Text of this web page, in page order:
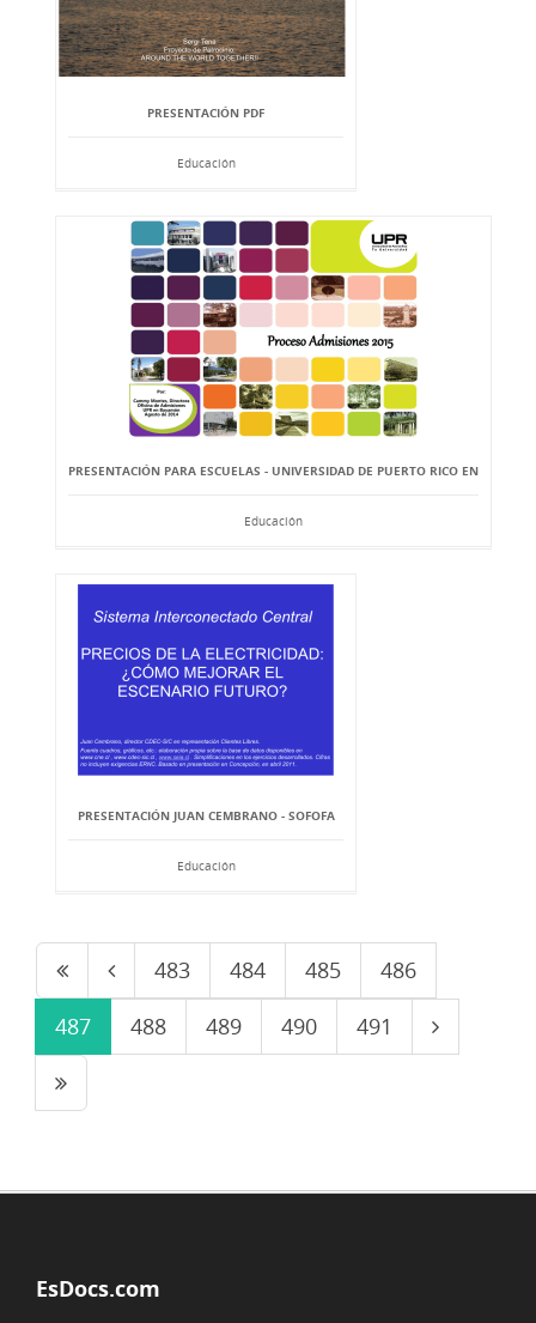
PRESENTACIÓN PDF
Educación
PRESENTACIÓN PARA ESCUELAS - UNIVERSIDAD DE PUERTO RICO EN
Educación
PRESENTACIÓN JUAN CEMBRANO - SOFOFA
Educación
483 484 485
486
487
488 489 490 491
EsDocs.com